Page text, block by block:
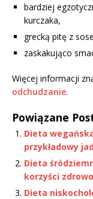
bardziej
kurczaka,
grecką pitę z
zaskakująco
Więcej informacji
odchudzanie.
Powiązane
Dieta
przykładowy
Dieta
korzyści
Dieta